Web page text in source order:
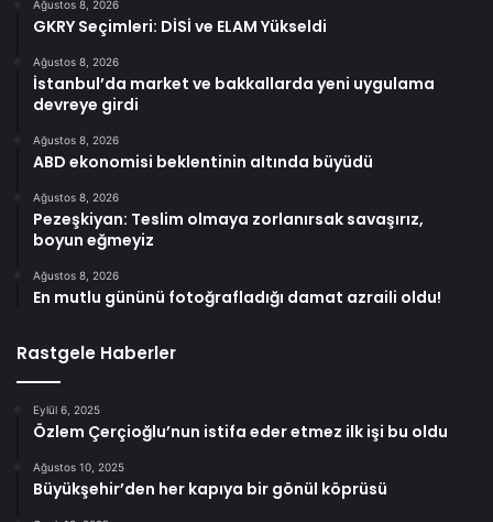
Ağustos 8, 2026
GKRY Seçimleri: DİSİ ve ELAM Yükseldi
Ağustos 8, 2026
İstanbul’da market ve bakkallarda yeni uygulama
devreye girdi
Ağustos 8, 2026
ABD ekonomisi beklentinin altında büyüdü
Ağustos 8, 2026
Pezeşkiyan: Teslim olmaya zorlanırsak savaşırız,
boyun eğmeyiz
Ağustos 8, 2026
En mutlu gününü fotoğrafladığı damat azraili oldu!
Rastgele Haberler
Eylül 6, 2025
Özlem Çerçioğlu’nun istifa eder etmez ilk işi bu oldu
Ağustos 10, 2025
Büyükşehir’den her kapıya bir gönül köprüsü